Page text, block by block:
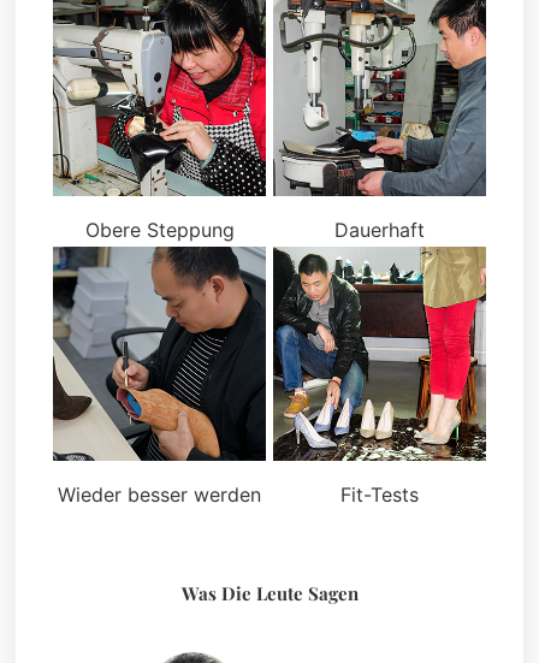
Obere Steppung Dauerhaft
Wieder besser werden Fit-Tests
Was Die Leute Sagen